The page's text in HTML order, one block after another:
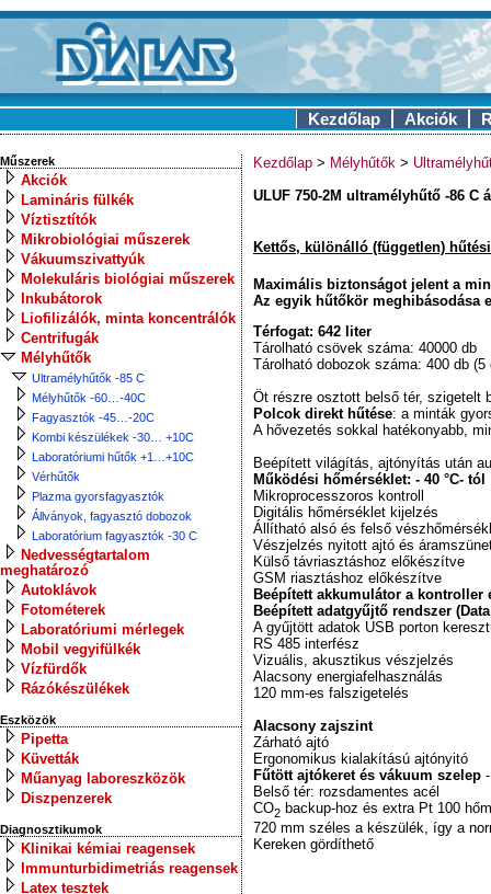
Kezdőlap Akciók
Műszerek
Akciók
Lamináris fülkék
Víztisztítók
Mikrobiológiai műszerek
Vákuumszivattyúk
Molekuláris biológiai műszerek
Inkubátorok
Liofilizálók, minta koncentrálók
Centrifugák
Mélyhűtők
Ultramélyhűtők -85 C
Mélyhűtők -60…-40C
Fagyasztók -45…-20C
Kombi készülékek -30… +10C
Laboratóriumi hűtők +1…+10C
Vérhűtők
Plazma gyorsfagyasztók
Állványok, fagyasztó dobozok
Laboratórium fagyasztók -30 C
Nedvességtartalom
meghatározó
Autoklávok
Fotométerek
Laboratóriumi mérlegek
Mobil vegyifülkék
Vízfürdők
Rázókészülékek
Eszközök
Pipetta
Küvetták
Műanyag laboreszközök
Diszpenzerek
Diagnosztikumok
Klinikai kémiai reagensek
Immunturbidimetriás reagensek
Latex tesztek
Kezdőlap > Mélyhűtők >
ULUF 750-2M ultramélyhűtő -86 C
Kettős, különálló (független)
Maximális biztonságot jelent a
Az egyik hűtőkör meghibásodása
Térfogat: 642 liter
Tárolható csövek száma: 40000 db
Tárolható dobozok száma: 400 db
Öt részre osztott belső tér, szigetelt
Polcok direkt hűtése: a minták
A hővezetés sokkal hatékonyabb,
Beépített világítás, ajtónyítás után
Működési hőmérséklet: - 40 °C-
Mikroprocesszoros kontroll
Digitális hőmérséklet kijelzés
Állítható alsó és felső
Vészjelzés nyitott ajtó és
Külső távriasztáshoz előkészítve
GSM riasztáshoz előkészítve
Beépített akkumulátor a kontroller
Beépített adatgyűjtő rendszer
A gyűjtött adatok USB porton
RS 485 interfész
Vizuális, akusztikus vészjelzés
Alacsony energiafelhasználás
120 mm-es falszigetelés
Alacsony zajszint
Zárható ajtó
Ergonomikus kialakítású ajtónyitó
Fűtött ajtókeret és vákuum szelep
Belső tér: rozsdamentes acél
CO2 backup-hoz és extra Pt 100
720 mm széles a készülék, így a
Kereken gördíthető